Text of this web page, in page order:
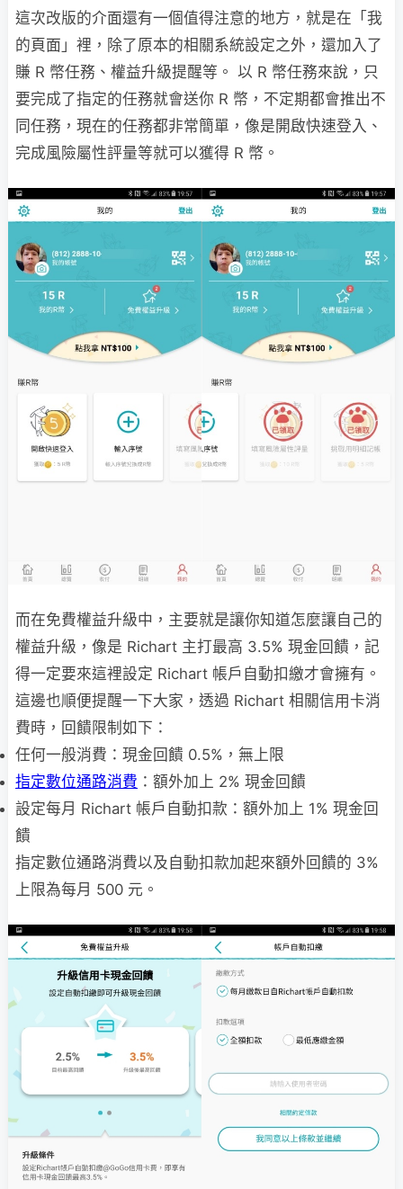
這次改版的介面還有一個值得注意的地方，就是在「我
的頁面」裡，除了原本的相關系統設定之外，還加入了
賺 R 幣任務、權益升級提醒等。 以 R 幣任務來說，只
要完成了指定的任務就會送你 R 幣，不定期都會推出不
同任務，現在的任務都非常簡單，像是開啟快速登入、
完成風險屬性評量等就可以獲得 R 幣。
而在免費權益升級中，主要就是讓你知道怎麼讓自己的
權益升級，像是 Richart 主打最高 3.5% 現金回饋，記
得一定要來這裡設定 Richart 帳戶自動扣繳才會擁有。
這邊也順便提醒一下大家，透過 Richart 相關信用卡消
費時，回饋限制如下：
任何一般消費：現金回饋 0.5%，無上限
指定數位通路消費 ：額外加上 2% 現金回饋
設定每月 Richart 帳戶自動扣款：額外加上 1% 現金回
饋
指定數位通路消費以及自動扣款加起來額外回饋的 3%
上限為每月 500 元。